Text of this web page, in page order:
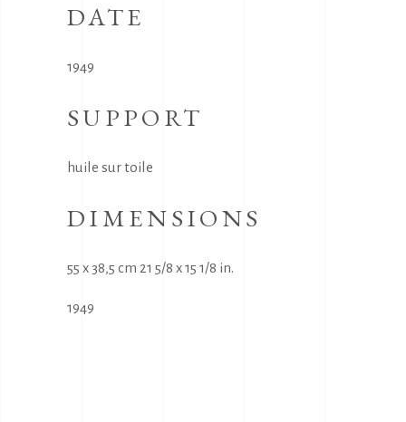
DATE
1949
SUPPORT
huile sur toile
DIMENSIONS
55 x 38,5 cm 21 5/8 x 15 1/8 in.
1949